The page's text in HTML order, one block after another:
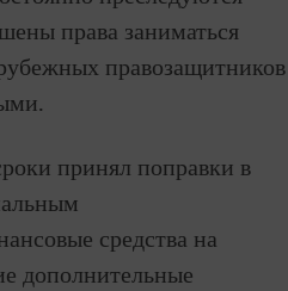
права заниматься
правозащитников
принял поправки в
средства на
дополнительные